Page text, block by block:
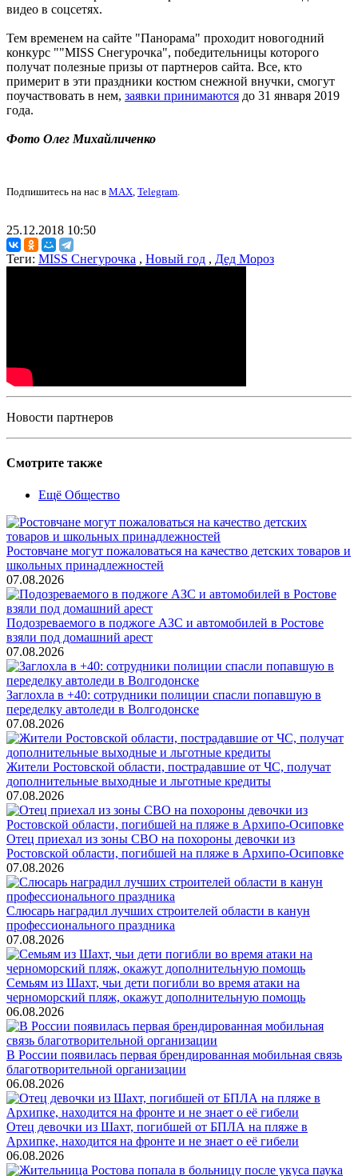
видео в соцсетях.
Тем временем на сайте "Панорама" проходит новогодний
конкурс ""MISS Снегурочка", победительницы которого
получат полезные призы от партнеров сайта. Все, кто
примерит в эти праздники костюм снежной внучки, смогут
поучаствовать в нем, заявки принимаются до 31 января 2019
года.
Фото Олег Михайличенко
Подпишитесь на нас в MAX, Telegram.
25.12.2018 10:50
Теги: MISS Снегурочка , Новый год , Дед Мороз
Новости партнеров
Смотрите также
Ещё Общество
Ростовчане могут пожаловаться на качество детских товаров и
школьных принадлежностей
07.08.2026
Подозреваемого в поджоге АЗС и автомобилей в Ростове
взяли под домашний арест
07.08.2026
Заглохла в +40: сотрудники полиции спасли попавшую в
переделку автоледи в Волгодонске
07.08.2026
Жители Ростовской области, пострадавшие от ЧС, получат
дополнительные выходные и льготные кредиты
07.08.2026
Отец приехал из зоны СВО на похороны девочки из
Ростовской области, погибшей на пляже в Архипо-Осиповке
07.08.2026
Слюсарь наградил лучших строителей области в канун
профессионального праздника
07.08.2026
Семьям из Шахт, чьи дети погибли во время атаки на
черноморский пляж, окажут дополнительную помощь
06.08.2026
В России появилась первая брендированная мобильная связь
благотворительной организации
06.08.2026
Отец девочки из Шахт, погибшей от БПЛА на пляже в
Архипке, находится на фронте и не знает о её гибели
06.08.2026